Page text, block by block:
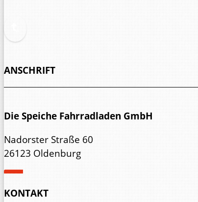
ANSCHRIFT
Die Speiche Fahrradladen GmbH
Nadorster Straße 60
26123 Oldenburg
KONTAKT